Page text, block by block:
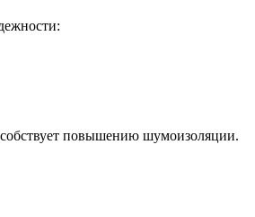
повышению шумоизоляции.